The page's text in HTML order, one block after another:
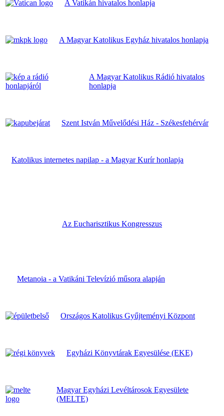
A Vatikán hivatalos honlapja
A Magyar Katolikus Egyház hivatalos honlapja
A Magyar Katolikus Rádió hivatalos
honlapja
Szent István Művelődési Ház - Székesfehérvár
Katolikus internetes napilap - a Magyar Kurír honlapja
Az Eucharisztikus Kongresszus
Metanoia - a Vatikáni Televízió műsora alapján
Országos Katolikus Gyűjteményi Központ
Egyházi Könyvtárak Egyesülése (EKE)
Magyar Egyházi Levéltárosok Egyesülete
(MELTE)